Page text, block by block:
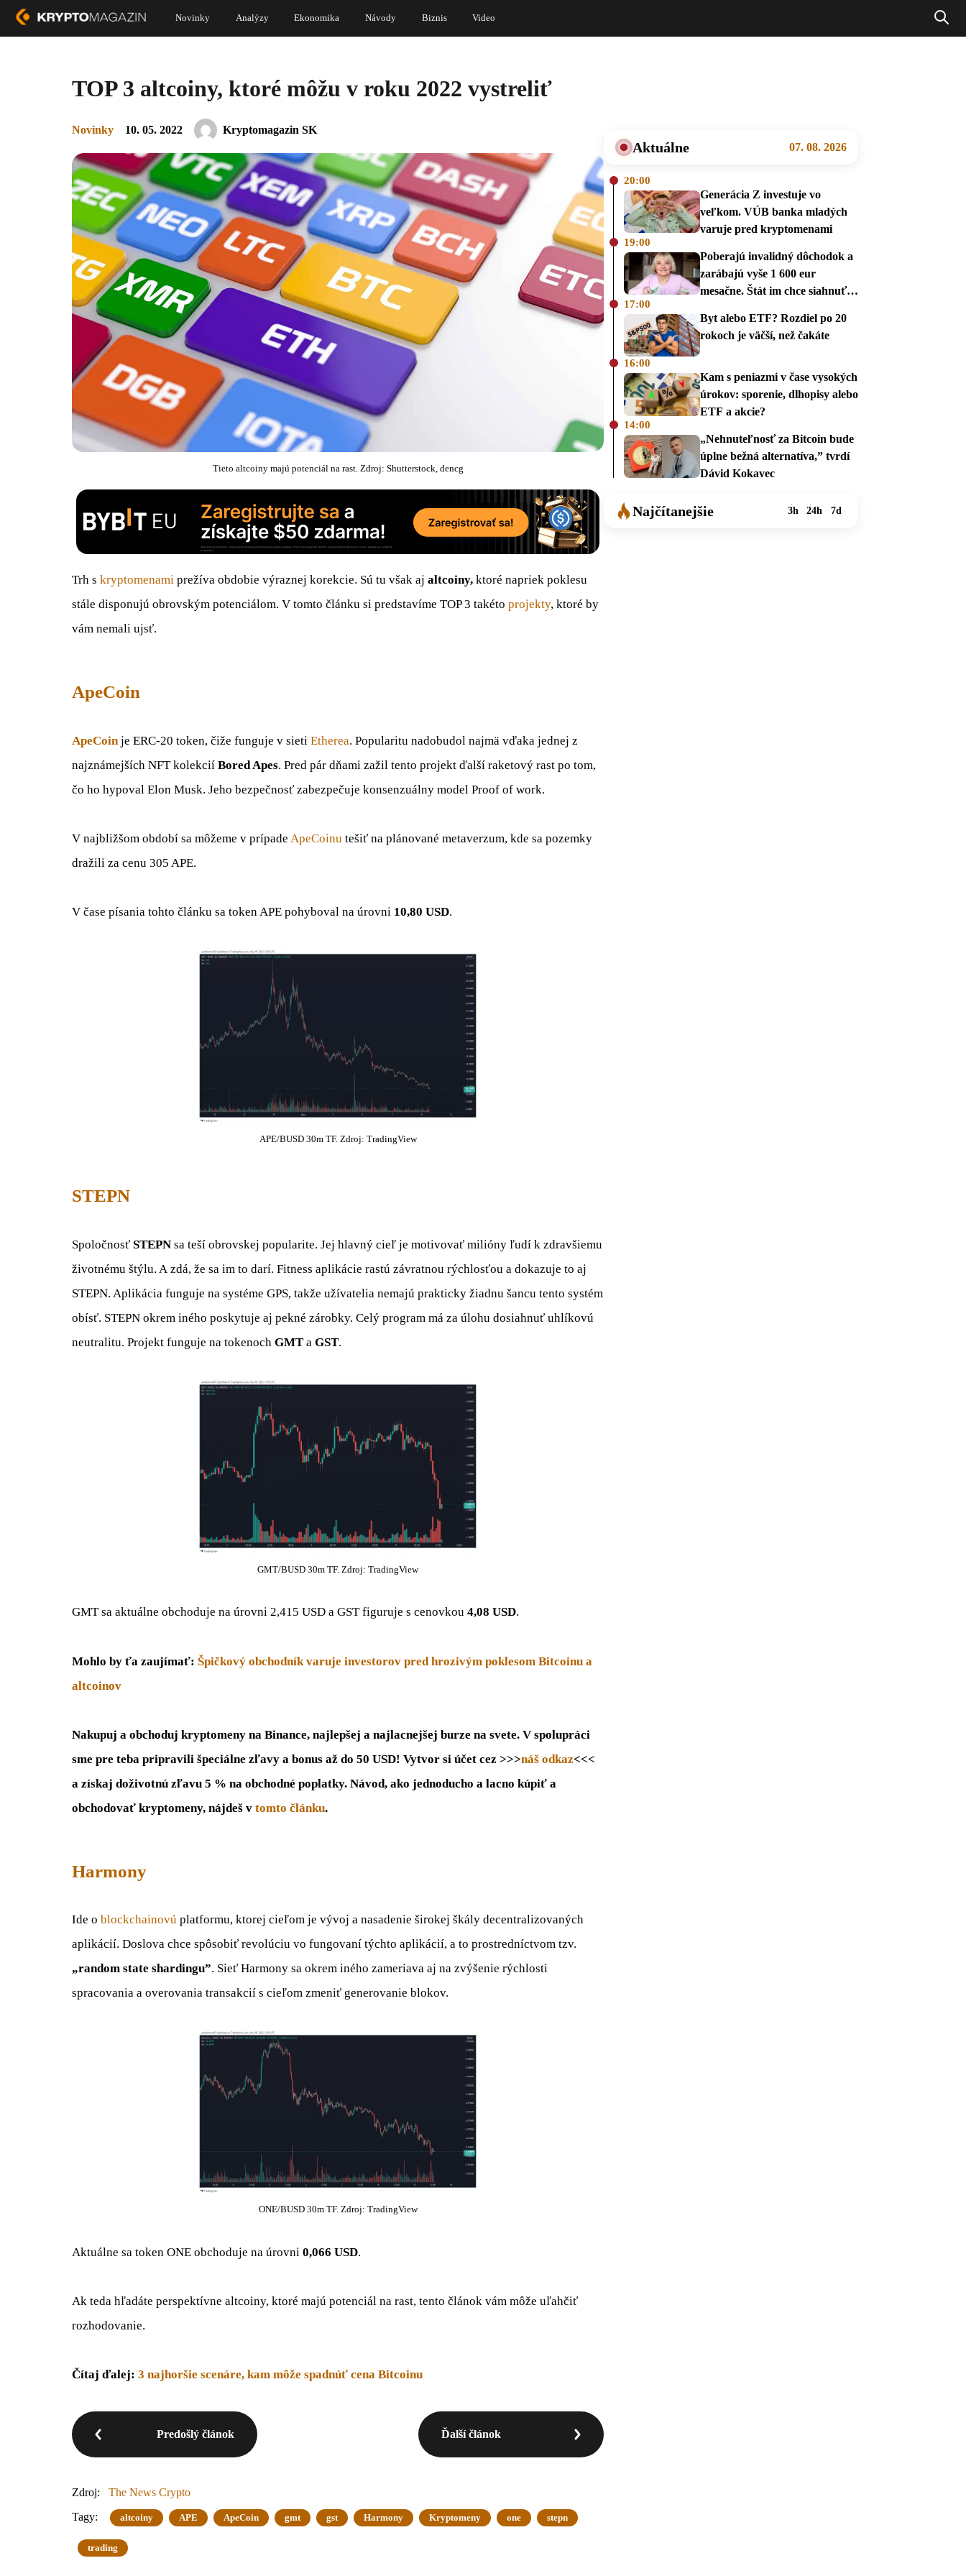
Novinky Analýzy Ekonomika Návody Biznis Video
TOP 3 altcoiny, ktoré môžu v roku 2022 vystreliť
Novinky 10. 05. 2022 Kryptomagazin SK
Tieto altcoiny majú potenciál na rast. Zdroj: Shutterstock, dencg
Trh s kryptomenami prežíva obdobie výraznej korekcie. Sú tu však aj altcoiny, ktoré napriek poklesu
stále disponujú obrovským potenciálom. V tomto článku si predstavíme TOP 3 takéto projekty, ktoré by
vám nemali ujsť.
ApeCoin
ApeCoinje ERC-20 token, čiže funguje v sieti Etherea. Popularitu nadobudol najmä vďaka jednej z
najznámejších NFT kolekcií Bored Apes. Pred pár dňami zažil tento projekt ďalší raketový rast po tom,
čo ho hypoval Elon Musk. Jeho bezpečnosť zabezpečuje konsenzuálny model Proof of work.
V najbližšom období sa môžeme v prípade ApeCoinu tešiť na plánované metaverzum, kde sa pozemky
dražili za cenu 305 APE.
V čase písania tohto článku sa token APE pohyboval na úrovni 10,80 USD.
APE/BUSD 30m TF. Zdroj: TradingView
STEPN
Spoločnosť STEPN sa teší obrovskej popularite. Jej hlavný cieľ je motivovať milióny ľudí k zdravšiemu
životnému štýlu. A zdá, že sa im to darí. Fitness aplikácie rastú závratnou rýchlosťou a dokazuje to aj
STEPN. Aplikácia funguje na systéme GPS, takže užívatelia nemajú prakticky žiadnu šancu tento systém
obísť. STEPN okrem iného poskytuje aj pekné zárobky. Celý program má za úlohu dosiahnuť uhlíkovú
neutralitu. Projekt funguje na tokenoch GMT a GST.
GMT/BUSD 30m TF. Zdroj: TradingView
GMT sa aktuálne obchoduje na úrovni 2,415 USD a GST figuruje s cenovkou 4,08 USD.
Mohlo by ťa zaujímať: Špičkový obchodník varuje investorov pred hrozivým poklesom Bitcoinu a
altcoinov
Nakupuj a obchoduj kryptomeny na Binance, najlepšej a najlacnejšej burze na svete. V spolupráci
sme pre teba pripravili špeciálne zľavy a bonus až do 50 USD! Vytvor si účet cez >>>náš odkaz<<<
a získaj doživotnú zľavu 5 % na obchodné poplatky. Návod, ako jednoducho a lacno kúpiť a
obchodovať kryptomeny, nájdeš v tomto článku.
Harmony
Ide o blockchainovú platformu, ktorej cieľom je vývoj a nasadenie širokej škály decentralizovaných
aplikácií. Doslova chce spôsobiť revolúciu vo fungovaní týchto aplikácií, a to prostredníctvom tzv.
„random state shardingu”. Sieť Harmony sa okrem iného zameriava aj na zvýšenie rýchlosti
spracovania a overovania transakcií s cieľom zmeniť generovanie blokov.
ONE/BUSD 30m TF. Zdroj: TradingView
Aktuálne sa token ONE obchoduje na úrovni 0,066 USD.
Ak teda hľadáte perspektívne altcoiny, ktoré majú potenciál na rast, tento článok vám môže uľahčiť
rozhodovanie.
Čítaj ďalej: 3 najhoršie scenáre, kam môže spadnúť cena Bitcoinu
Predošlý článok Ďalší článok
Zdroj:
The News Crypto
Tagy:
altcoiny APE ApeCoin gmt gst Harmony Kryptomeny one stepn
trading
Aktuálne 07. 08. 2026
20:00
Generácia Z investuje vo
veľkom. VÚB banka mladých
varuje pred kryptomenami
19:00
Poberajú invalidný dôchodok a
zarábajú vyše 1 600 eur
mesačne. Štát im chce siahnuť
17:00
Byt alebo ETF? Rozdiel po 20
rokoch je väčší, než čakáte
16:00
Kam s peniazmi v čase vysokých
úrokov: sporenie, dlhopisy alebo
ETF a akcie?
14:00
„Nehnuteľnosť za Bitcoin bude
úplne bežná alternatíva,” tvrdí
Dávid Kokavec
Najčítanejšie 3h 24h 7d